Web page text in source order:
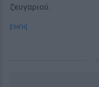
ζευγαριού.
[ΠΗΓΗ]